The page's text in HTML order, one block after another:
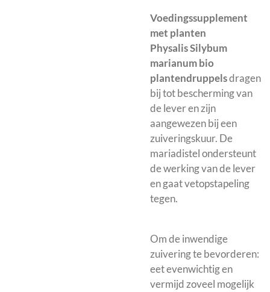
Voedingssupplement
met planten
Physalis Silybum
marianum bio
plantendruppelsdragen
bij tot bescherming van
de lever en zijn
aangewezen bij een
zuiveringskuur. De
mariadistel ondersteunt
de werking van de lever
en gaat vetopstapeling
tegen.
Om de inwendige
zuivering te bevorderen:
eet evenwichtig en
vermijd zoveel mogelijk